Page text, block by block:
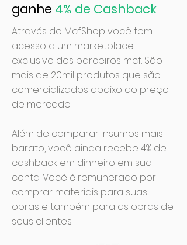
ganhe 4% de Cashback
Através do McfShop você tem
acesso a um marketplace
exclusivo dos parceiros mcf. São
mais de 20mil produtos que são
comercializados abaixo do preço
de mercado.
Além de comparar insumos mais
barato, você ainda recebe 4% de
cashback em dinheiro em sua
conta. Você é remunerado por
comprar materiais para suas
obras e também para as obras de
seus clientes.